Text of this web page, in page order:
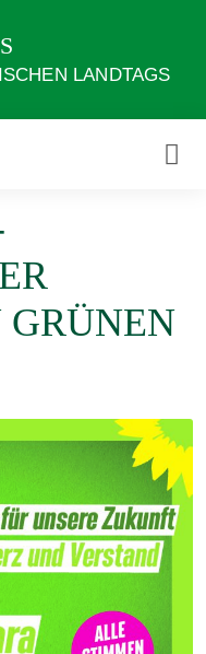
LANDTAGS
GRÜNEN